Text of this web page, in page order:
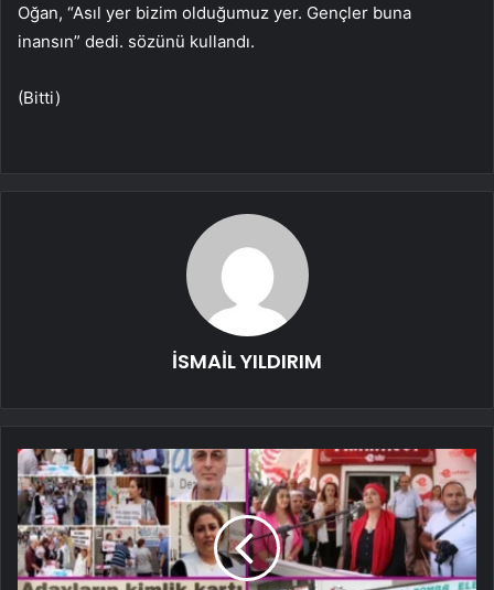
Oğan, “Asıl yer bizim olduğumuz yer. Gençler buna
inansın” dedi. sözünü kullandı.
(Bitti)
İSMAİL YILDIRIM